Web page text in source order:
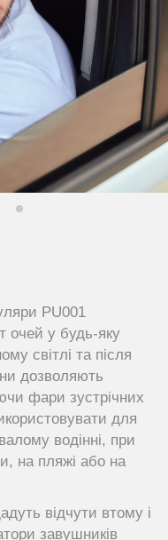
PU001
очей у будь-яку
світлі та після
дозволяють
фари зустрічних
для
водінні, при
на пляжі або на
відчути втому і
завушників